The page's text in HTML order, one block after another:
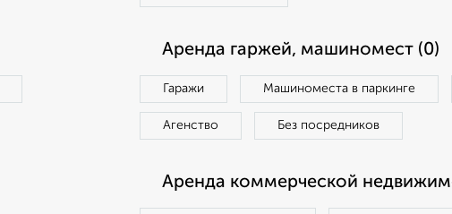
Аренда гаржей, машиномест (0)
Гаражи Машиноместа в паркинге
Агенство Без посредников
Аренда коммерческой